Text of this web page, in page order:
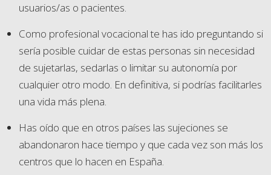
usuarios/as o pacientes.
Como profesional vocacional te has ido preguntando si
sería posible cuidar de estas personas sin necesidad
de sujetarlas, sedarlas o limitar su autonomía por
cualquier otro modo. En definitiva, si podrías facilitarles
una vida más plena.
Has oído que en otros países las sujeciones se
abandonaron hace tiempo y que cada vez son más los
centros que lo hacen en España.